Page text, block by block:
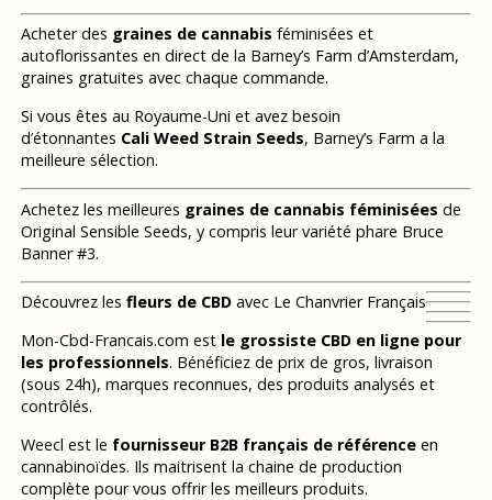
Acheter des graines de cannabis féminisées et
autoflorissantes en direct de la Barney’s Farm d’Amsterdam,
graines gratuites avec chaque commande.
Si vous êtes au Royaume-Uni et avez besoin
d’étonnantes Cali Weed Strain Seeds, Barney’s Farm a la
meilleure sélection.
Achetez les meilleures graines de cannabis féminisées de
Original Sensible Seeds, y compris leur variété phare Bruce
Banner #3.
Découvrez les fleurs de CBDavec Le Chanvrier Français
Mon-Cbd-Francais.com est le grossiste CBD en ligne pour
les professionnels. Bénéficiez de prix de gros, livraison
(sous 24h), marques reconnues, des produits analysés et
contrôlés.
Weecl est le fournisseur B2B français de référenceen
cannabinoïdes. Ils maitrisent la chaine de production
complète pour vous offrir les meilleurs produits.